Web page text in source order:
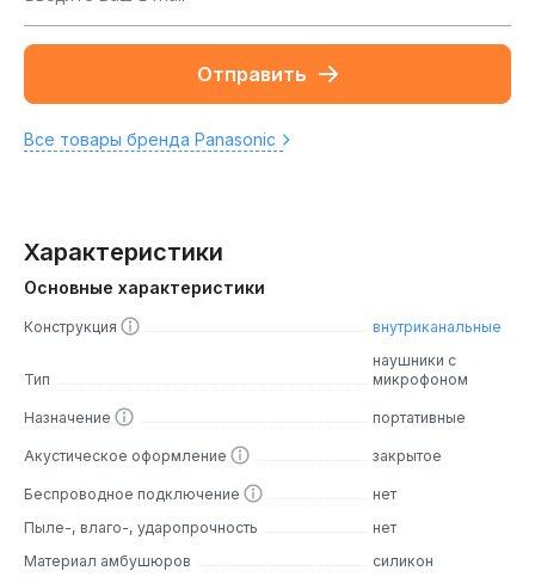
Отправить
Все товары бренда Panasonic
Характеристики
Основные характеристики
Конструкция внутриканальные
Тип
наушники с
микрофоном
Назначение портативные
Акустическое оформление закрытое
Беспроводное подключение
нет
Пыле-, влаго-, ударопрочность
нет
Материал амбушюров
силикон